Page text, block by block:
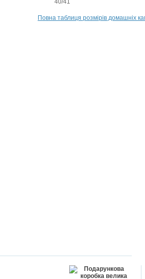
40/41
Повна таблиця розмірів домашніх